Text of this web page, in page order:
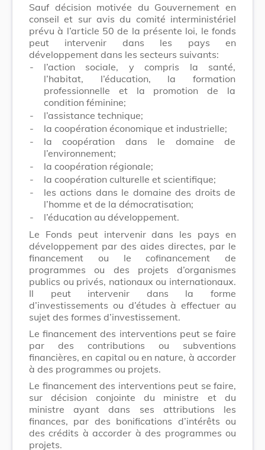
Sauf décision motivée du Gouvernement en
conseil et sur avis du comité interministériel
prévu à l’article 50 de la présente loi, le fonds
peut intervenir dans les pays en
développement dans les secteurs suivants:
-
l’action sociale, y compris la santé,
l’habitat, l’éducation, la formation
professionnelle et la promotion de la
condition féminine;
-
l’assistance technique;
-
la coopération économique et industrielle;
-
la coopération dans le domaine de
l’environnement;
-
la coopération régionale;
-
la coopération culturelle et scientifique;
-
les actions dans le domaine des droits de
l’homme et de la démocratisation;
-
l’éducation au développement.
Le Fonds peut intervenir dans les pays en
développement par des aides directes, par le
financement ou le cofinancement de
programmes ou des projets d’organismes
publics ou privés, nationaux ou internationaux.
Il peut intervenir dans la forme
d’investissements ou d’études à effectuer au
sujet des formes d’investissement.
Le financement des interventions peut se faire
par des contributions ou subventions
financières, en capital ou en nature, à accorder
à des programmes ou projets.
Le financement des interventions peut se faire,
sur décision conjointe du ministre et du
ministre ayant dans ses attributions les
finances, par des bonifications d’intérêts ou
des crédits à accorder à des programmes ou
projets.